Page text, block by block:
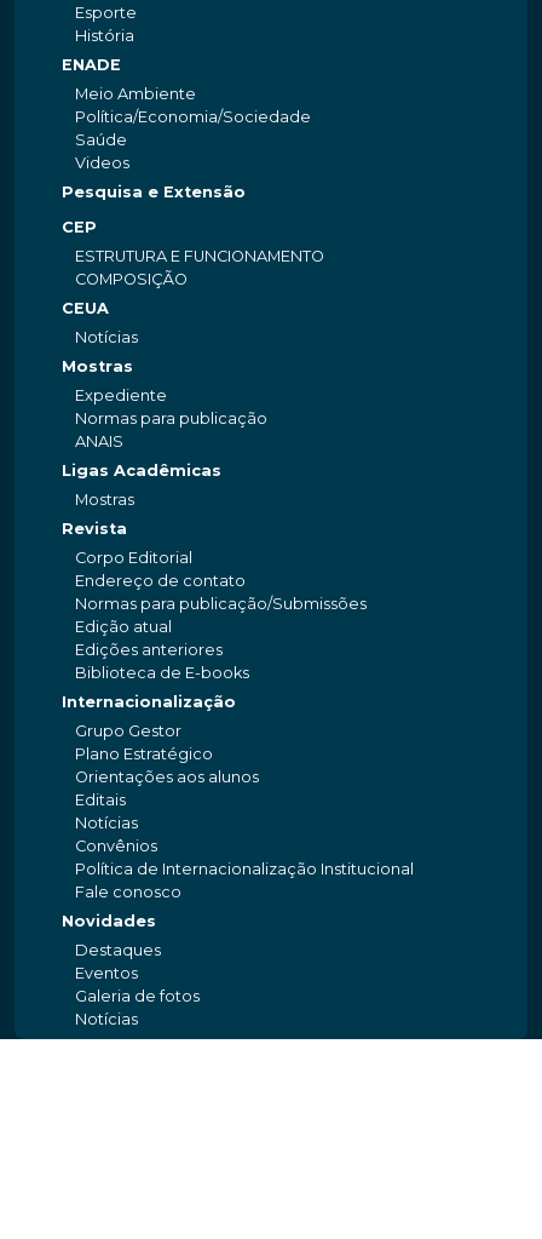
Esporte
História
ENADE
Meio Ambiente
Política/Economia/Sociedade
Saúde
Videos
Pesquisa e Extensão
CEP
ESTRUTURA E FUNCIONAMENTO
COMPOSIÇÃO
CEUA
Notícias
Mostras
Expediente
Normas para publicação
ANAIS
Ligas Acadêmicas
Mostras
Revista
Corpo Editorial
Endereço de contato
Normas para publicação/Submissões
Edição atual
Edições anteriores
Biblioteca de E-books
Internacionalização
Grupo Gestor
Plano Estratégico
Orientações aos alunos
Editais
Notícias
Convênios
Política de Internacionalização Institucional
Fale conosco
Novidades
Destaques
Eventos
Galeria de fotos
Notícias